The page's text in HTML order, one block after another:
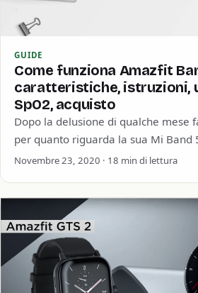
GUIDE
Come funziona Amazfit
caratteristiche, istruzioni,
SpO2, acquisto
Dopo la delusione di qualche mese
per quanto riguarda la sua Mi Band
recuperare…
Novembre 23, 2020 · 18 min di lettura